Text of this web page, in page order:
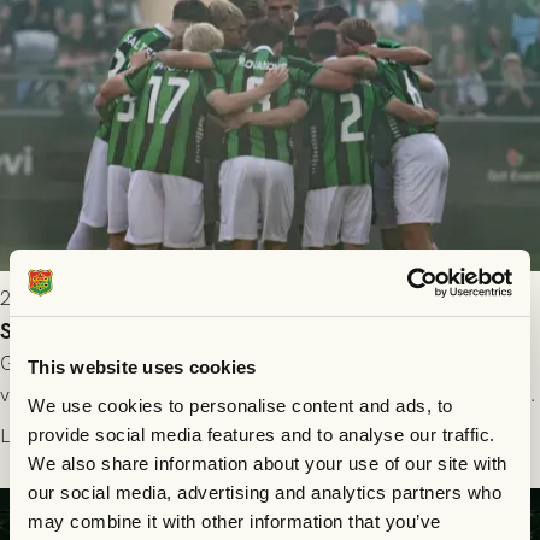
This website uses cookies
We use cookies to personalise content and ads, to
provide social media features and to analyse our traffic.
We also share information about your use of our site with
our social media, advertising and analytics partners who
may combine it with other information that you’ve
2026-07-24 16:40
Seger i första kvalmatchen mot FC Nordsjælland
GAIS dominerade i första halvlek och skapade fler chanser,
välförtjänt fick de in ett ledningsmål strax innan halvtid. Efter
halvtidsvilan sjönk tempot när Nordsjälland tilläts ha mer av
bollen, men GAIS försvarade sig disciplinerat och säkrade en
seger! Matchfoto: Mikael Josefsson & Lasse Ekström
Läs mer